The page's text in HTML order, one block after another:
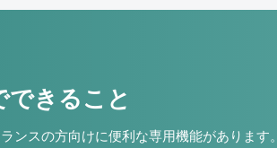
きること
ンスの方向けに便利な専用機能があります。